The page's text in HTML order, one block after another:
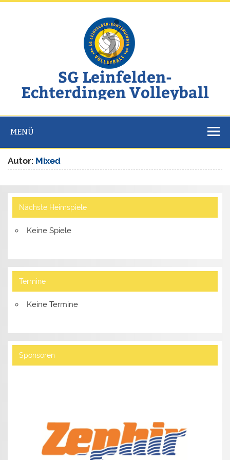
Zum
SG Leinfelden-
Echterdingen Volleyball
MENÜ
Autor: Mixed
Nächste Heimspiele
Keine Spiele
Termine
Keine Termine
Sponsoren